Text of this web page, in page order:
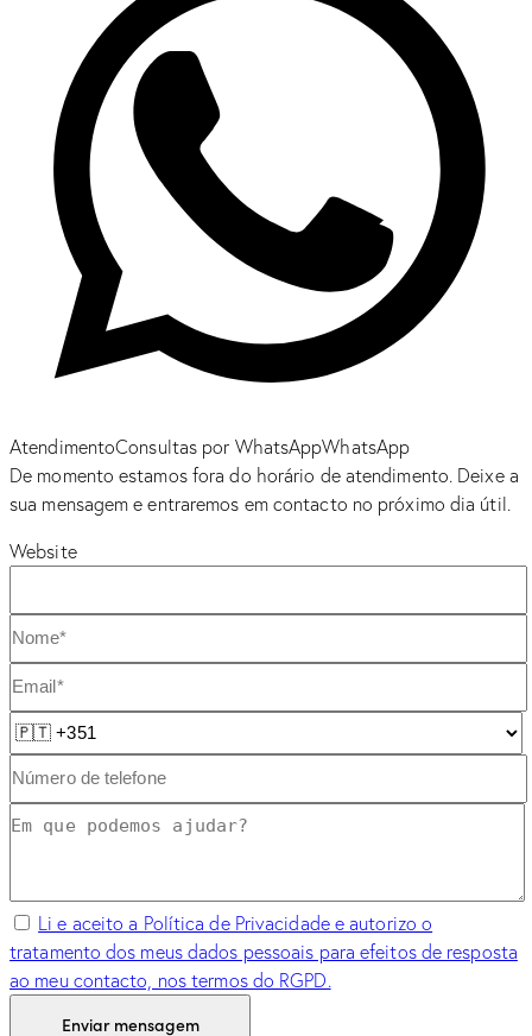
AtendimentoConsultas por WhatsAppWhatsApp
De momento estamos fora do horário de atendimento. Deixe a
sua mensagem e entraremos em contacto no próximo dia útil.
Website
Li e aceito a Política de Privacidade e autorizo o
tratamento dos meus dados pessoais para efeitos de resposta
ao meu contacto, nos termos do RGPD.
Enviar mensagem